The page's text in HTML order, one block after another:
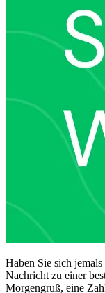
Haben Sie sich
Nachricht zu einer
Morgengruß, eine